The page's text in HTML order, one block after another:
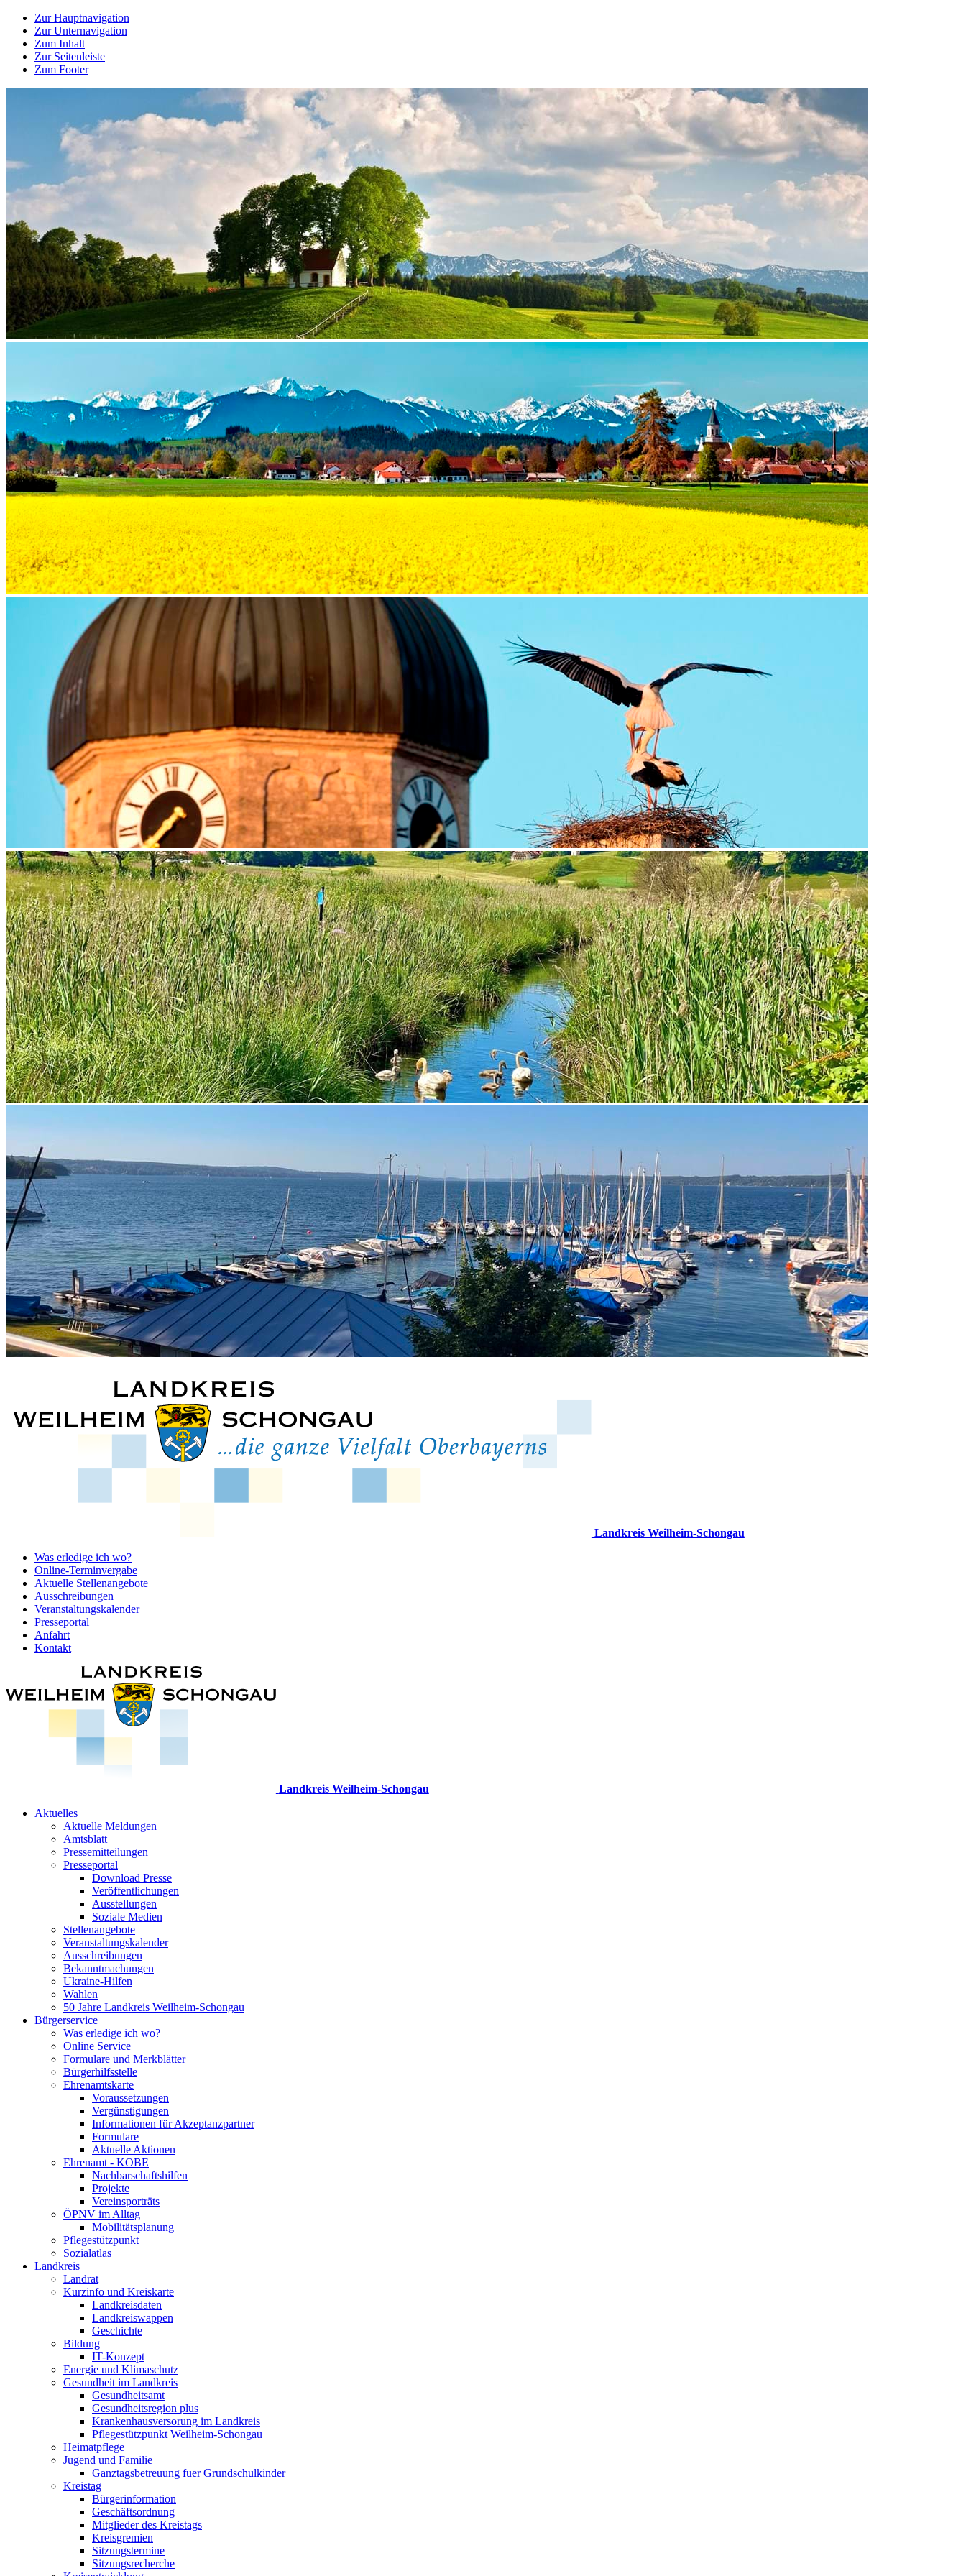
Zur Hauptnavigation
Zur Unternavigation
Zum Inhalt
Zur Seitenleiste
Zum Footer
Landkreis Weilheim-Schongau
Was erledige ich wo?
Online-Terminvergabe
Aktuelle Stellenangebote
Ausschreibungen
Veranstaltungskalender
Presseportal
Anfahrt
Kontakt
Landkreis Weilheim-Schongau
Aktuelles
Aktuelle Meldungen
Amtsblatt
Pressemitteilungen
Presseportal
Download Presse
Veröffentlichungen
Ausstellungen
Soziale Medien
Stellenangebote
Veranstaltungskalender
Ausschreibungen
Bekanntmachungen
Ukraine-Hilfen
Wahlen
50 Jahre Landkreis Weilheim-Schongau
Bürgerservice
Was erledige ich wo?
Online Service
Formulare und Merkblätter
Bürgerhilfsstelle
Ehrenamtskarte
Voraussetzungen
Vergünstigungen
Informationen für Akzeptanzpartner
Formulare
Aktuelle Aktionen
Ehrenamt - KOBE
Nachbarschaftshilfen
Projekte
Vereinsporträts
ÖPNV im Alltag
Mobilitätsplanung
Pflegestützpunkt
Sozialatlas
Landkreis
Landrat
Kurzinfo und Kreiskarte
Landkreisdaten
Landkreiswappen
Geschichte
Bildung
IT-Konzept
Energie und Klimaschutz
Gesundheit im Landkreis
Gesundheitsamt
Gesundheitsregion plus
Krankenhausversorung im Landkreis
Pflegestützpunkt Weilheim-Schongau
Heimatpflege
Jugend und Familie
Ganztagsbetreuung fuer Grundschulkinder
Kreistag
Bürgerinformation
Geschäftsordnung
Mitglieder des Kreistags
Kreisgremien
Sitzungstermine
Sitzungsrecherche